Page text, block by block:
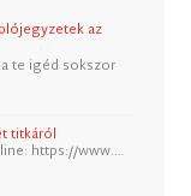
az
te igéd sokszor
titkáról
https://www.…